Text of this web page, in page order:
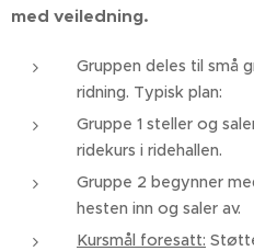
med veiledning.
Gruppen deles til små
ridning. Typisk plan:
Gruppe 1 steller og
ridekurs i ridehallen.
Gruppe 2 begynner
hesten inn og saler av.
Kursmål foresatt: